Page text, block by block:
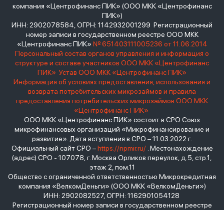
компания «Центрофинанс ПИК» (ООО МКК «Центрофинанс
ПИК»)
ИНН: 2902078584, ОГРН: 1142932001299 Регистрационный
номер записи в государственном реестре ООО МКК
«Центрофинанс ПИК» № 651403111005236 от 11.06.2014
Персональный состав органов управления и информация о
структуре и составе участников ООО МКК «Центрофинанс
ПИК» Устав ООО МКК «Центрофинанс ПИК»
Информация об условиях предоставления, использования и
возврата потребительских микрозаймов и правила
предоставления потребительских микрозаймов ООО МКК
«Центрофинанс ПИК»
ООО МКК «Центрофинанс ПИК» состоит в СРО Союз
микрофинансовых организаций «Микрофинансирование и
развитие». Дата вступления в СРО – 11.03.2022 г.
Официальный сайт СРО –https://npmir.ru/. Местонахождение
(адрес) СРО - 107078, г. Москва Орликов переулок, д.5, стр.1,
этаж 2, пом.11
Общество с ограниченной ответственностью Микрокредитная
компания «ВелкомДеньги» (ООО МКК «ВелкомДеньги»)
ИНН: 2902082527, ОГРН: 1162901054128
Регистрационный номер записи в государственном реестре